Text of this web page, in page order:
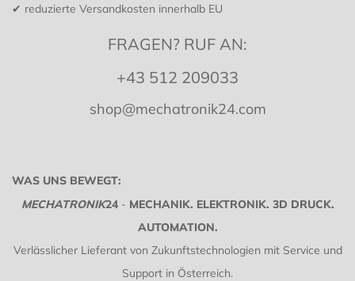
✔ reduzierte Versandkosten innerhalb EU
FRAGEN? RUF AN:
+43 512 209033
shop@mechatronik24.com
WAS UNS BEWEGT:
MECHATRONIK24- MECHANIK. ELEKTRONIK. 3D DRUCK.
AUTOMATION.
Verlässlicher Lieferant von Zukunftstechnologien mit Service und
Support in Österreich.